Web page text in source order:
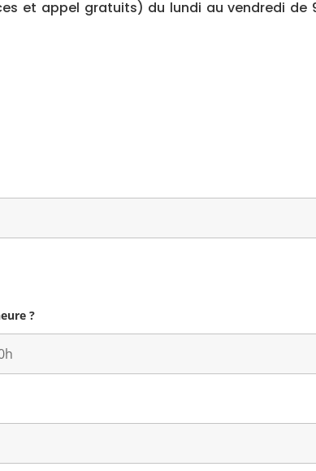
et appel gratuits) du lundi au vendredi de
?